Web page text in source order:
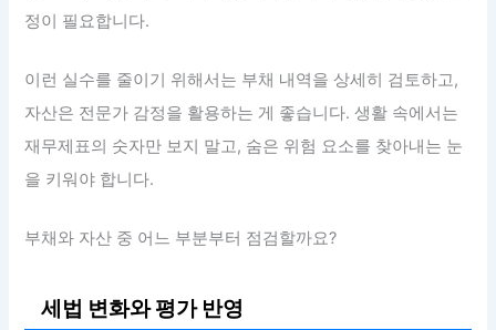
정이 필요합니다.
이런 실수를 줄이기 위해서는 부채 내역을 상세히 검토하고,
자산은 전문가 감정을 활용하는 게 좋습니다. 생활 속에서는
재무제표의 숫자만 보지 말고, 숨은 위험 요소를 찾아내는 눈
을 키워야 합니다.
부채와 자산 중 어느 부분부터 점검할까요?
세법 변화와 평가 반영